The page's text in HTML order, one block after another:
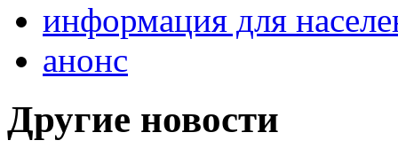
информация для
анонс
Другие новости